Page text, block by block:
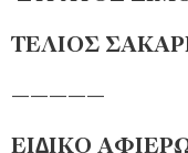
ΤΕΛΙΟΣ
—————
ΕΙ∆ΙΚΟ